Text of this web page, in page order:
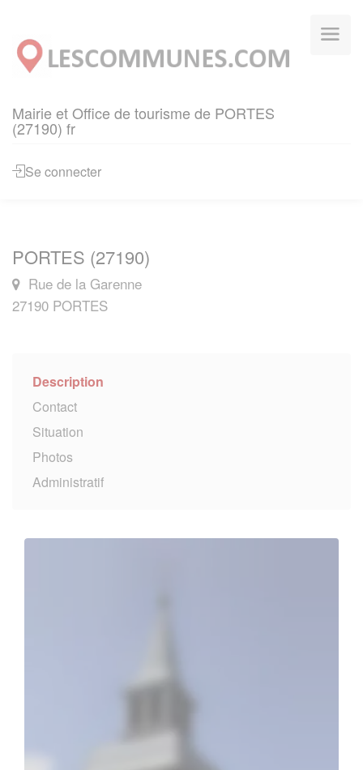
Mairie et Office de tourisme de PORTES
(27190) fr
Se connecter
PORTES (27190)
Rue de la Garenne
27190 PORTES
Description
Contact
Situation
Photos
Administratif